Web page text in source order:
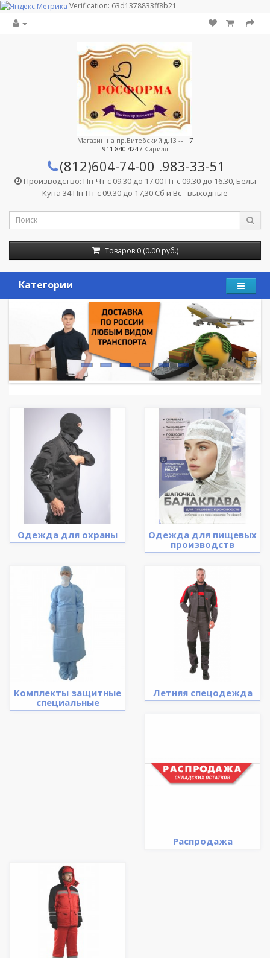
Verification: 63d1378833ff8b21
Магазин на пр.Витебский д.13 -- +7
911 840 4247Кирилл
(812)604-74-00 .983-33-51
Производство: Пн-Чт с 09.30 до 17.00 Пт с 09.30 до 16.30, Белы
Куна 34 Пн-Пт с 09.30 до 17,30 Сб и Вс - выходные
Товаров 0 (0.00 руб.)
Категории
Одежда для охраны
Одежда для пищевых
производств
Комплекты защитные
специальные
Летняя спецодежда
Распродажа